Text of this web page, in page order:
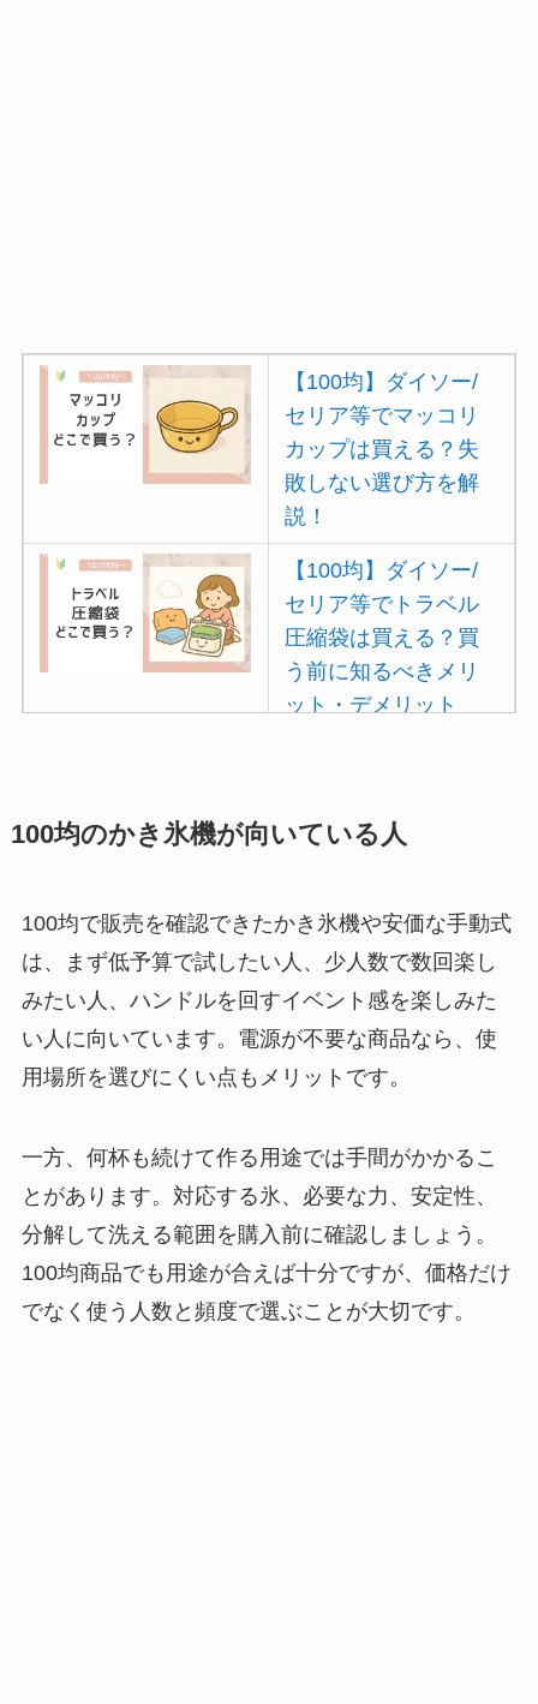
【100均】ダイソー/
セリア等でテントロ
ープ用LEDライトは
買える？人気アイテ
ムと選び方のコツを
解説！
【100均】ダイソー/
セリア等でカトラリ
ー収納ポーチは買え
る？選び方＆活用
【100均】ダイソー/
セリア等でマッコリ
カップは買える？失
敗しない選び方を解
説！
【100均】ダイソー/
セリア等でトラベル
圧縮袋は買える？買
う前に知るべきメリ
ット・デメリット
セリア等でポイズン
を解説！
【100均】ダイソー/
セリア等でフロアラ
バーほうきは買え
る？選び方＆使い方
【100均】ダイソー/
セリア等でハンディ
ファンカバーは買え
る？おすすめ素材＆
選び方ガイド！
100均のかき氷機が向いている人
100均で販売を確認できたかき氷機や安価な手動式
は、まず低予算で試したい人、少人数で数回楽し
みたい人、ハンドルを回すイベント感を楽しみた
い人に向いています。電源が不要な商品なら、使
用場所を選びにくい点もメリットです。
一方、何杯も続けて作る用途では手間がかかるこ
とがあります。対応する氷、必要な力、安定性、
分解して洗える範囲を購入前に確認しましょう。
100均商品でも用途が合えば十分ですが、価格だけ
でなく使う人数と頻度で選ぶことが大切です。